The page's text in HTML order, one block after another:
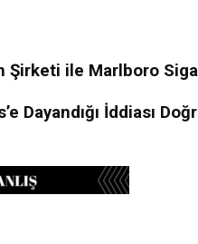
ile Marlboro
Dayandığı İddiası